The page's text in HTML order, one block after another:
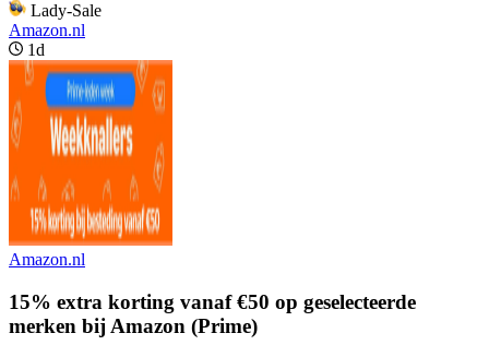
Lady-Sale
Amazon.nl
1d
Amazon.nl
15% extra korting vanaf €50 op geselecteerde
merken bij Amazon (Prime)